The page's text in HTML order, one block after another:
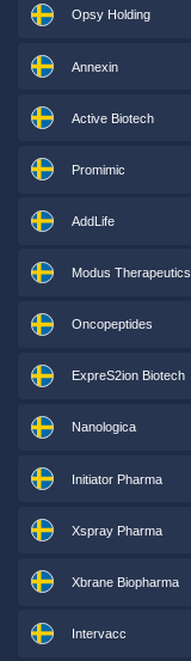
Opsy Holding
Annexin
Active Biotech
Promimic
AddLife
Modus Therapeutics
Oncopeptides
ExpreS2ion Biotech
Nanologica
Initiator Pharma
Xspray Pharma
Xbrane Biopharma
Intervacc